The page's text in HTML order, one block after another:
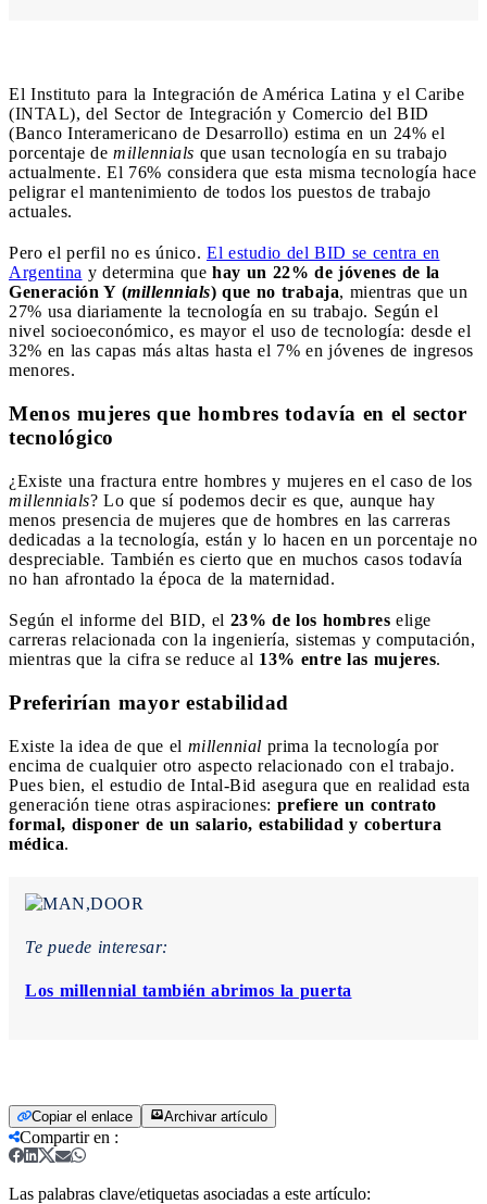
El Instituto para la Integración de América Latina y el Caribe
(INTAL), del Sector de Integración y Comercio del BID
(Banco Interamericano de Desarrollo) estima en un 24% el
porcentaje de millennials que usan tecnología en su trabajo
actualmente. El 76% considera que esta misma tecnología hace
peligrar el mantenimiento de todos los puestos de trabajo
actuales.
Pero el perfil no es único. El estudio del BID se centra en
Argentina y determina que hay un 22% de jóvenes de la
Generación Y (millennials) que no trabaja, mientras que un
27% usa diariamente la tecnología en su trabajo. Según el
nivel socioeconómico, es mayor el uso de tecnología: desde el
32% en las capas más altas hasta el 7% en jóvenes de ingresos
menores.
Menos mujeres que hombres todavía en el sector
tecnológico
¿Existe una fractura entre hombres y mujeres en el caso de los
millennials? Lo que sí podemos decir es que, aunque hay
menos presencia de mujeres que de hombres en las carreras
dedicadas a la tecnología, están y lo hacen en un porcentaje no
despreciable. También es cierto que en muchos casos todavía
no han afrontado la época de la maternidad.
Según el informe del BID, el 23% de los hombres elige
carreras relacionada con la ingeniería, sistemas y computación,
mientras que la cifra se reduce al 13% entre las mujeres.
Preferirían mayor estabilidad
Existe la idea de que el millennial prima la tecnología por
encima de cualquier otro aspecto relacionado con el trabajo.
Pues bien, el estudio de Intal-Bid asegura que en realidad esta
generación tiene otras aspiraciones: prefiere un contrato
formal, disponer de un salario, estabilidad y cobertura
médica.
Te puede interesar:
Los millennial también abrimos la puerta
Copiar el enlace Archivar artículo
Compartir en :
Las palabras clave/etiquetas asociadas a este artículo: